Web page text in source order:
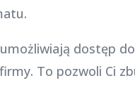
dostęp
To pozwoli Ci